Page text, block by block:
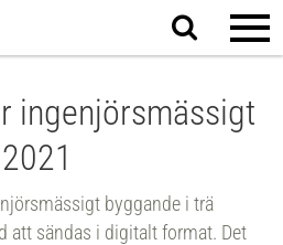
Sök
på
ingenjörsmässigt
byggande i trä
att sändas i digitalt format. Det